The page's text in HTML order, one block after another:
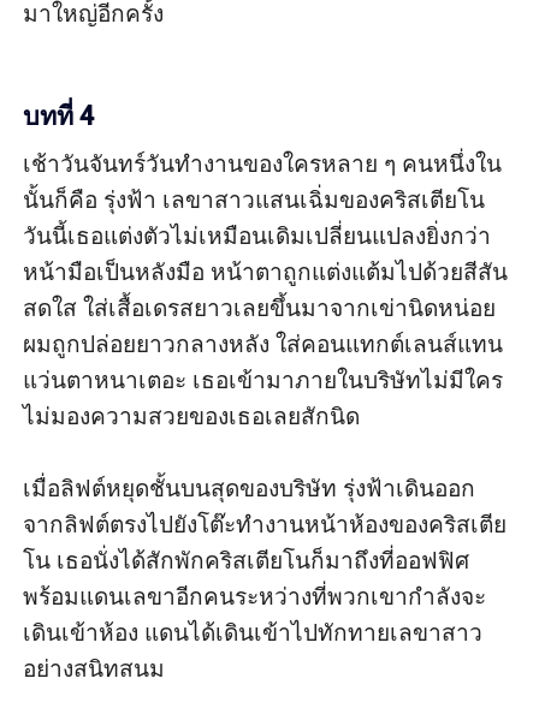
มาใหญ่อีกครั้ง
บทที่ 4
เช้าวันจันทร์วันทำงานของใครหลาย ๆ คนหนึ่งใน
นั้นก็คือ รุ่งฟ้า เลขาสาวแสนเฉิ่มของคริสเตียโน
วันนี้เธอแต่งตัวไม่เหมือนเดิมเปลี่ยนแปลงยิ่งกว่า
หน้ามือเป็นหลังมือ หน้าตาถูกแต่งแต้มไปด้วยสีสัน
สดใส ใส่เสื้อเดรสยาวเลยขึ้นมาจากเข่านิดหน่อย
ผมถูกปล่อยยาวกลางหลัง ใส่คอนแทกต์เลนส์แทน
แว่นตาหนาเตอะ เธอเข้ามาภายในบริษัทไม่มีใคร
ไม่มองความสวยของเธอเลยสักนิด
เมื่อลิฟต์หยุดชั้นบนสุดของบริษัท รุ่งฟ้าเดินออก
จากลิฟต์ตรงไปยังโต๊ะทำงานหน้าห้องของคริสเตีย
โน เธอนั่งได้สักพักคริสเตียโนก็มาถึงที่ออฟฟิศ
พร้อมแดนเลขาอีกคนระหว่างที่พวกเขากำลังจะ
เดินเข้าห้อง แดนได้เดินเข้าไปทักทายเลขาสาว
อย่างสนิทสนม